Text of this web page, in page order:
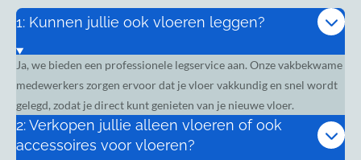
1: Kunnen jullie ook vloeren leggen?
Ja, we bieden een professionele legservice aan. Onze vakbekwame
medewerkers zorgen ervoor dat je vloer vakkundig en snel wordt
gelegd, zodat je direct kunt genieten van je nieuwe vloer.
2: Verkopen jullie alleen vloeren of ook
accessoires voor vloeren?